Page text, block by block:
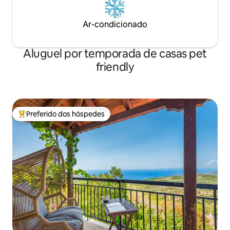
Ar-condicionado
Aluguel por temporada de casas pet
friendly
Entre os melhores preferidos dos hóspedes
Preferido dos hóspedes